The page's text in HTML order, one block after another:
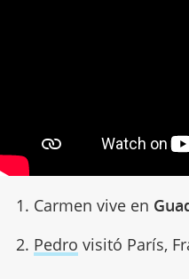
1. Carmen vive en
2. Pedro visitó París,